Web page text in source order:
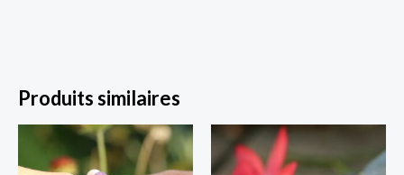
Produits similaires